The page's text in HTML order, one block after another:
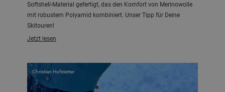
Softshell-Material gefertigt, das den Komfort von Merinowolle
mit robustem Polyamid kombiniert. Unser Tipp für Deine
Skitouren!
Jetzt lesen
Christian Hofstetter